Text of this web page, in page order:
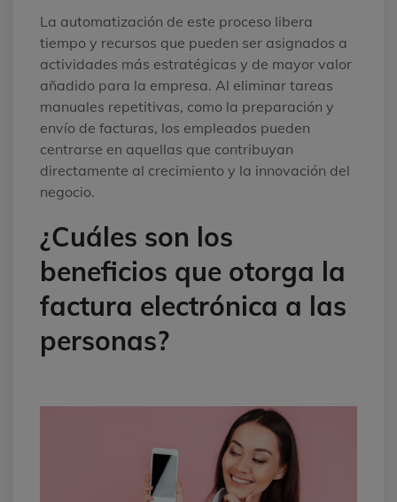
La automatización de este proceso libera
tiempo y recursos que pueden ser asignados a
actividades más estratégicas y de mayor valor
añadido para la empresa. Al eliminar tareas
manuales repetitivas, como la preparación y
envío de facturas, los empleados pueden
centrarse en aquellas que contribuyan
directamente al crecimiento y la innovación del
negocio.
¿Cuáles son los
beneficios que otorga la
factura electrónica a las
personas?